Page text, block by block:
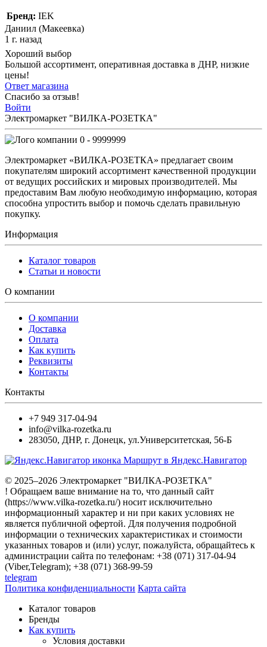
Бренд: IEK
Даниил (Макеевка)
1 г. назад
Хороший выбор
Большой ассортимент, оперативная доставка в ДНР, низкие
цены!
Ответ магазина
Спасибо за отзыв!
Войти
Электромаркет "ВИЛКА-РОЗЕТКА"
0 - 9999999
Электромаркет «ВИЛКА-РОЗЕТКА» предлагает своим
покупателям широкий ассортимент качественной продукции
от ведущих российских и мировых производителей. Мы
предоставим Вам любую необходимую информацию, которая
способна упростить выбор и помочь сделать правильную
покупку.
Информация
Каталог товаров
Статьи и новости
О компании
О компании
Доставка
Оплата
Как купить
Реквизиты
Контакты
Контакты
+7 949 317-04-94
info@vilka-rozetka.ru
283050, ДНР, г. Донецк, ул.Университетская, 56-Б
Маршрут в Яндекс.Навигатор
© 2025–2026 Электромаркет "ВИЛКА-РОЗЕТКА"
! Обращаем ваше внимание на то, что данный сайт
(https://www.vilka-rozetka.ru/) носит исключительно
информационный характер и ни при каких условиях не
является публичной офертой. Для получения подробной
информации о технических характеристиках и стоимости
указанных товаров и (или) услуг, пожалуйста, обращайтесь к
администрации сайта по телефонам: +38 (071) 317-04-94
(Viber,Telegram); +38 (071) 368-99-59
telegram
Политика конфиденциальности Карта сайта
Каталог товаров
Бренды
Как купить
Условия доставки